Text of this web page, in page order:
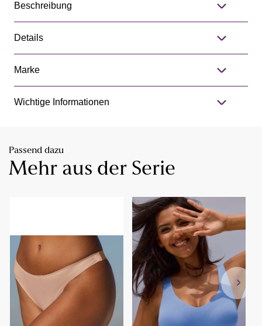
Beschreibung
Details
Marke
Wichtige Informationen
Passend dazu
Mehr aus der Serie